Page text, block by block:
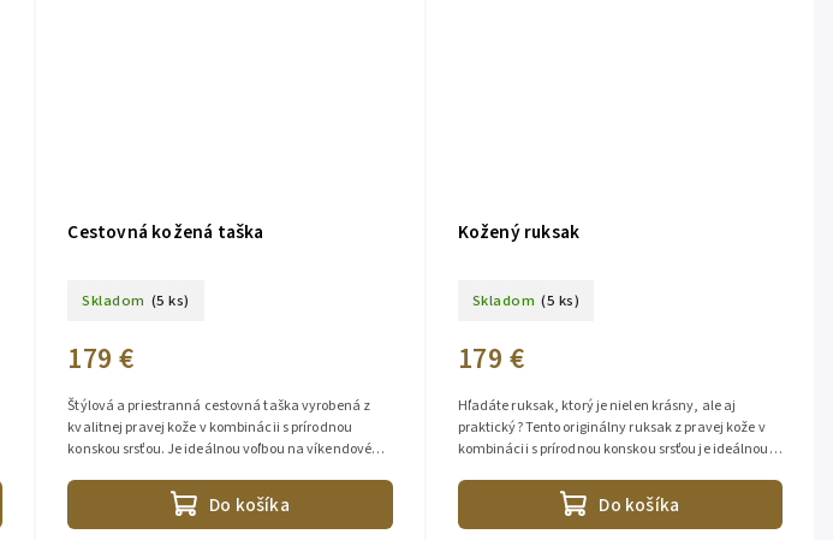
Cestovná kožená taška
Skladom (5 ks)
179 €
Do košíka
Štýlová a priestranná cestovná taška vyrobená z
kvalitnej pravej kože v kombinácii s prírodnou
konskou srsťou. Je ideálnou voľbou na víkendové
Kožený ruksak
Skladom (5 ks)
179 €
Do košíka
Hľadáte ruksak, ktorý je nielen krásny, ale aj
praktický? Tento originálny ruksak z pravej kože v
kombinácii s prírodnou konskou srsťou je ideálnou